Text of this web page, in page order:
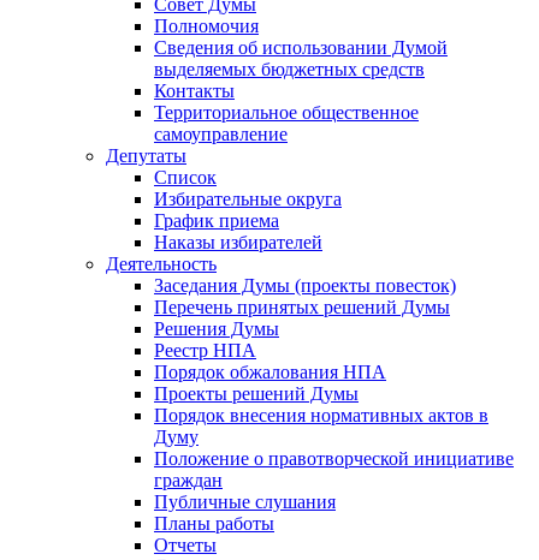
Совет Думы
Полномочия
Сведения об использовании Думой
выделяемых бюджетных средств
Контакты
Территориальное общественное
самоуправление
Депутаты
Список
Избирательные округа
График приема
Наказы избирателей
Деятельность
Заседания Думы (проекты повесток)
Перечень принятых решений Думы
Решения Думы
Реестр НПА
Порядок обжалования НПА
Проекты решений Думы
Порядок внесения нормативных актов в
Думу
Положение о правотворческой инициативе
граждан
Публичные слушания
Планы работы
Отчеты